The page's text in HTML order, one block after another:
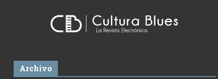
Archivo